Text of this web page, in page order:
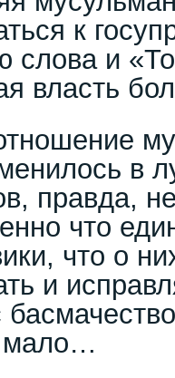
к
слова и
власть
в
правда,
что
что о
и
мало…